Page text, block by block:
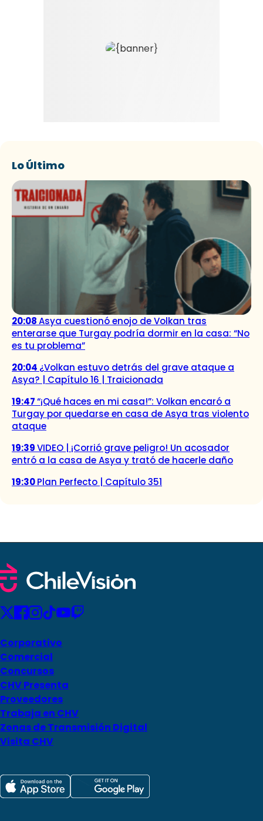
Lo Último
20:08Asya cuestionó enojo de Volkan tras
enterarse que Turgay podría dormir en la casa: “No
es tu problema”
20:04 ¿Volkan estuvo detrás del grave ataque a
Asya? | Capítulo 16 | Traicionada
19:47“¡Qué haces en mi casa!”: Volkan encaró a
Turgay por quedarse en casa de Asya tras violento
ataque
19:39VIDEO | ¡Corrió grave peligro! Un acosador
entró a la casa de Asya y trató de hacerle daño
19:30Plan Perfecto | Capítulo 351
Corporativo
Comercial
Concursos
CHV Presenta
Proveedores
Trabaja en CHV
Zonas de Transmisión Digital
Visita CHV